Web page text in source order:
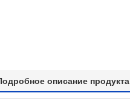
описание продукта